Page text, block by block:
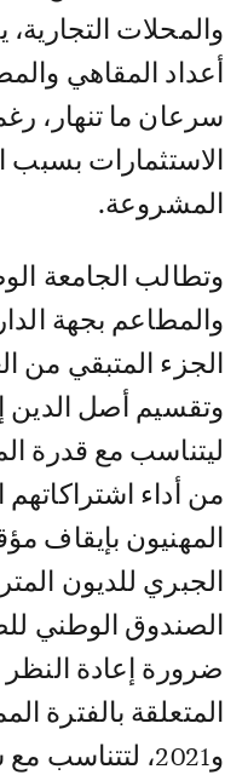
والمحلات
أعداد المقاهي
سرعان ما تنهار،
الاستثمارات بسبب
المشروعة.
وتطالب الجامعة
والمطاعم بجهة
الجزء المتبقي من
ليتناسب مع قدرة
من أداء
المهنيون بإيقاف
الجبري للديون
الصندوق الوطني
ضرورة إعادة
و2021،